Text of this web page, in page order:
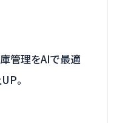
管理をAIで最適
。